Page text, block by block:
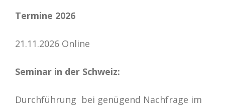
Termine 2026
21.11.2026 Online
Seminar in der Schweiz:
Durchführung bei genügend Nachfrage im